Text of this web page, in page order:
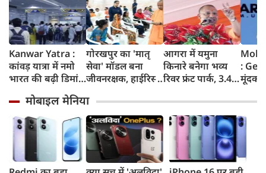
Kanwar Yatra :
कांवड़ यात्रा में नमो
भारत की बढ़ी डिमांड,
कई स्टेशनों पर 50%
तक बढ़ी यात्रियों की
संख्या
गोरखपुर का 'मातृ
सेवा' मॉडल बना
जीवनरक्षक, हाईरिस्क
इलाज से बची 77
जिंदगियां
आगरा में यमुना
किनारे बनेगा भव्य
रिवर फ्रंट पार्क, 3.46
करेगी योगी सरकार;
मिलेंगी ये खास
सुविधाएं
:
मूंदकर
न
मोहन
क्या
मोबाइल मेनिया